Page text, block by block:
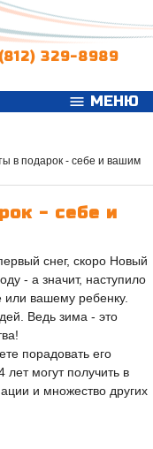
329-8989
menu МЕНЮ
в подарок - себе и вашим
- себе и
снег, скоро Новый
- а значит, наступило
или вашему ребенку.
Ведь зима - это
порадовать его
могут получить в
и множество других